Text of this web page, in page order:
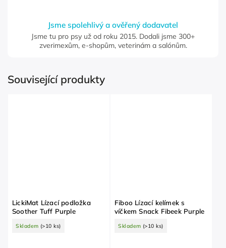
Jsme spolehlivý a ověřený dodavatel
Jsme tu pro psy už od roku 2015. Dodali jsme 300+
zverimexům, e-shopům, veterinám a salónům.
Související produkty
LickiMat Lízací podložka
Soother Tuff Purple
Skladem (>10 ks)
Fiboo Lízací kelímek s
víčkem Snack Fibeek Purple
Skladem (>10 ks)